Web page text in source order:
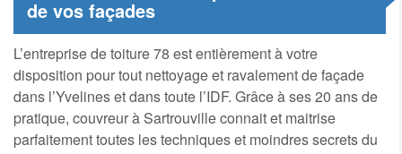
de vos façades
L’entreprise de toiture 78 est entièrement à votre
disposition pour tout nettoyage et ravalement de façade
dans l’Yvelines et dans toute l’IDF. Grâce à ses 20 ans de
pratique, couvreur à Sartrouville connait et maitrise
parfaitement toutes les techniques et moindres secrets du